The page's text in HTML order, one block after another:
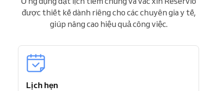
được thiết kế dành riêng cho các chuyên gia y tế,
giúp nâng cao hiệu quả công việc.
Lịch hẹn